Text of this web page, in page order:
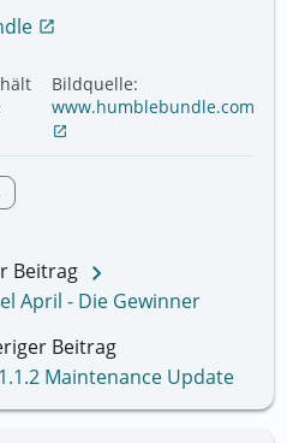
open_in_new
Bildquelle:
www.humblebundle.com
open_in_new
Beitrag
Maintenance Update
Beitrag keyboard_arrow_right
April - Die Gewinner